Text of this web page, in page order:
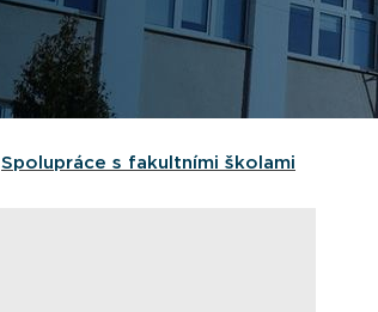
Spolupráce s fakultními školami